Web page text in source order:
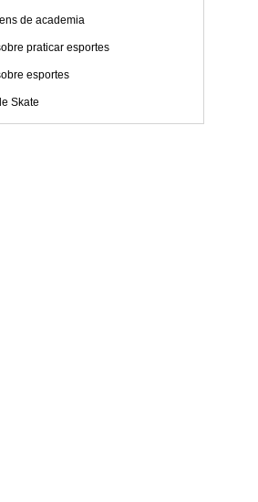
de academia
praticar esportes
esportes
Skate